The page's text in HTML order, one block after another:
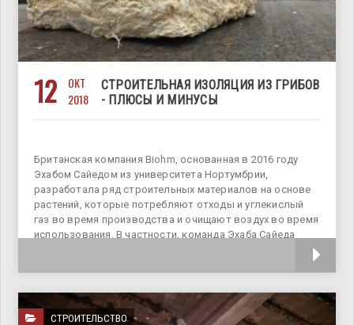
12
ОКТ
2018
СТРОИТЕЛЬНАЯ ИЗОЛЯЦИЯ ИЗ ГРИБОВ
- ПЛЮСЫ И МИНУСЫ
Британская компания Biohm, основанная в 2016 году
Эхабом Сайедом из университета Нортумбрии,
разработала ряд строительных материалов на основе
растений, которые потребляют отходы и углекислый
газ во время производства и очищают воздух во время
использования. В частности, команда Эхаба Сайеда
СТРОИТЕЛЬСТВО